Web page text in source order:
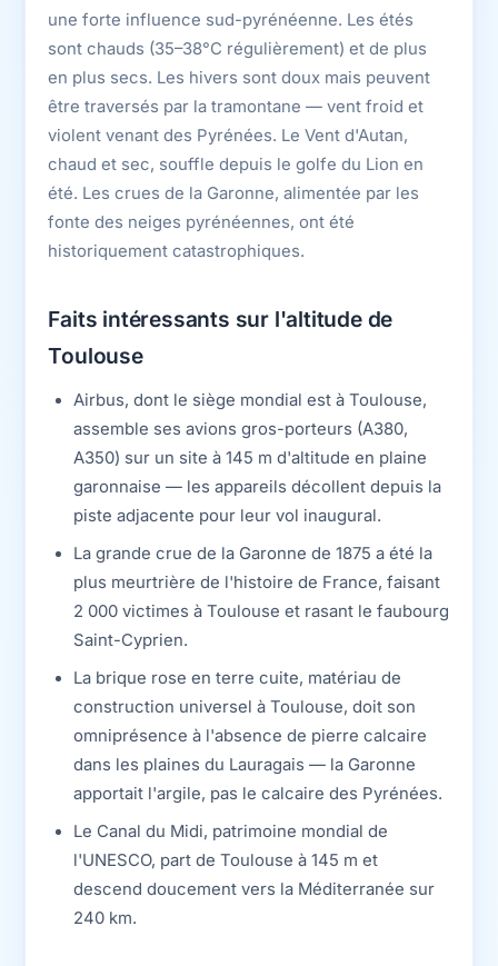
une forte influence sud-pyrénéenne. Les étés
sont chauds (35–38°C régulièrement) et de plus
en plus secs. Les hivers sont doux mais peuvent
être traversés par la tramontane — vent froid et
violent venant des Pyrénées. Le Vent d'Autan,
chaud et sec, souffle depuis le golfe du Lion en
été. Les crues de la Garonne, alimentée par les
fonte des neiges pyrénéennes, ont été
historiquement catastrophiques.
Faits intéressants sur l'altitude de
Toulouse
Airbus, dont le siège mondial est à Toulouse,
assemble ses avions gros-porteurs (A380,
A350) sur un site à 145 m d'altitude en plaine
garonnaise — les appareils décollent depuis la
piste adjacente pour leur vol inaugural.
La grande crue de la Garonne de 1875 a été la
plus meurtrière de l'histoire de France, faisant
2 000 victimes à Toulouse et rasant le faubourg
Saint-Cyprien.
La brique rose en terre cuite, matériau de
construction universel à Toulouse, doit son
omniprésence à l'absence de pierre calcaire
dans les plaines du Lauragais — la Garonne
apportait l'argile, pas le calcaire des Pyrénées.
Le Canal du Midi, patrimoine mondial de
l'UNESCO, part de Toulouse à 145 m et
descend doucement vers la Méditerranée sur
240 km.